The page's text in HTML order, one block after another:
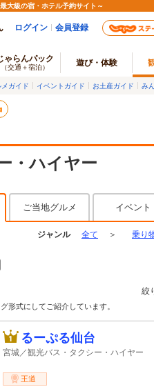
大級の宿・ホテル予約サイト～
ログイン 会員登録
ゃらんパック
（交通＋宿泊） 遊び・体験
ガイド イベントガイド お土産ガイド み
・ハイヤー
ご当地グルメ イベント
ジャンル 全て ＞ 乗り
絞
形式にしてご紹介しています。
るーぷる仙台
宮城／観光バス・タクシー・ハイヤー
王道